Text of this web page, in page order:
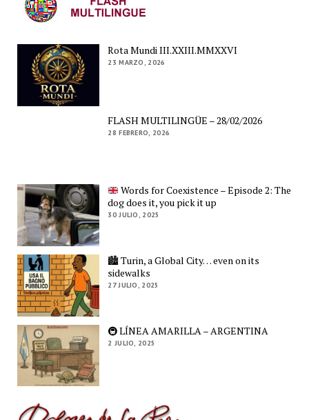
Rota Mundi III.XXIII.MMXXVI
23 MARZO, 2026
FLASH MULTILINGÜE – 28/02/2026
28 FEBRERO, 2026
Words for Coexistence – Episode 2: The
dog does it, you pick it up
30 JULIO, 2025
🏙️ Turin, a Global City… even on its
sidewalks
27 JULIO, 2025
🚇 LÍNEA AMARILLA – ARGENTINA
2 JULIO, 2025